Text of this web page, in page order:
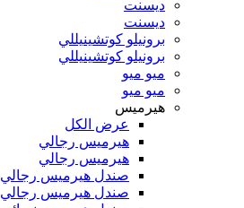
ديسنت
ديسنت
برونيلو كوتشينيللي
برونيلو كوتشينيللي
ميو ميو
ميو ميو
هيرميس
عرض الكل
هيرميس رجالي
هيرميس رجالي
صندل هيرميس رجالي
صندل هيرميس رجالي